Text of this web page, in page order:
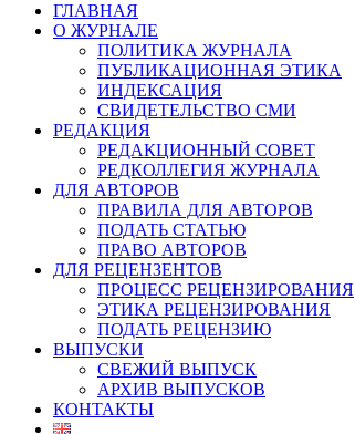
ГЛАВНАЯ
О ЖУРНАЛЕ
ПОЛИТИКА ЖУРНАЛА
ПУБЛИКАЦИОННАЯ ЭТИКА
ИНДЕКСАЦИЯ
СВИДЕТЕЛЬСТВО СМИ
РЕДАКЦИЯ
РЕДАКЦИОННЫЙ СОВЕТ
РЕДКОЛЛЕГИЯ ЖУРНАЛА
ДЛЯ АВТОРОВ
ПРАВИЛА ДЛЯ АВТОРОВ
ПОДАТЬ СТАТЬЮ
ПРАВО АВТОРОВ
ДЛЯ РЕЦЕНЗЕНТОВ
ПРОЦЕСС РЕЦЕНЗИРОВАНИЯ
ЭТИКА РЕЦЕНЗИРОВАНИЯ
ПОДАТЬ РЕЦЕНЗИЮ
ВЫПУСКИ
СВЕЖИЙ ВЫПУСК
АРХИВ ВЫПУСКОВ
КОНТАКТЫ